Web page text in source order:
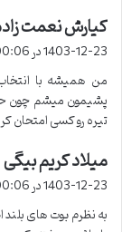
کیارش نعمت
1403-12-23 در 00:06
من همیشه با
پشیمون میشم چون
تیره رو کسی امتحان
میلاد کریم بیگی
:
1403-12-23 در 00:06
به نظرم بوت های